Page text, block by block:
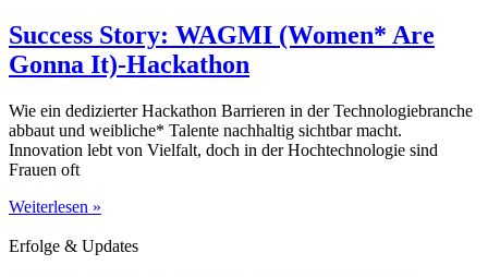
Success Story: WAGMI (Women* Are
Gonna It)-Hackathon
Wie ein dedizierter Hackathon Barrieren in der Technologiebranche
abbaut und weibliche* Talente nachhaltig sichtbar macht.
Innovation lebt von Vielfalt, doch in der Hochtechnologie sind
Frauen oft
Weiterlesen »
Erfolge & Updates